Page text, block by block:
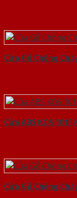
Cửa Gỗ Chống
Cửa ABS KOS 101F
Cửa Gỗ Chống